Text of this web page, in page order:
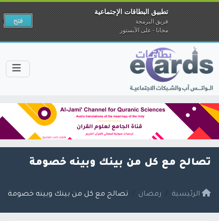
تصالح مع كل من بينك وبينه خصومة
الرئيسية رمضان تصالح مع كل من بينك وبينه خصومة
تطبيق البطاقات الإجتماعية
فريق البرمجة
مجانا - على الآبستور
فتح